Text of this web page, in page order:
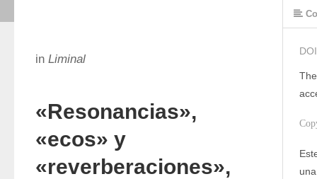
in Liminal
«Resonancias»,
«ecos» y
«reverberaciones»,
DOI